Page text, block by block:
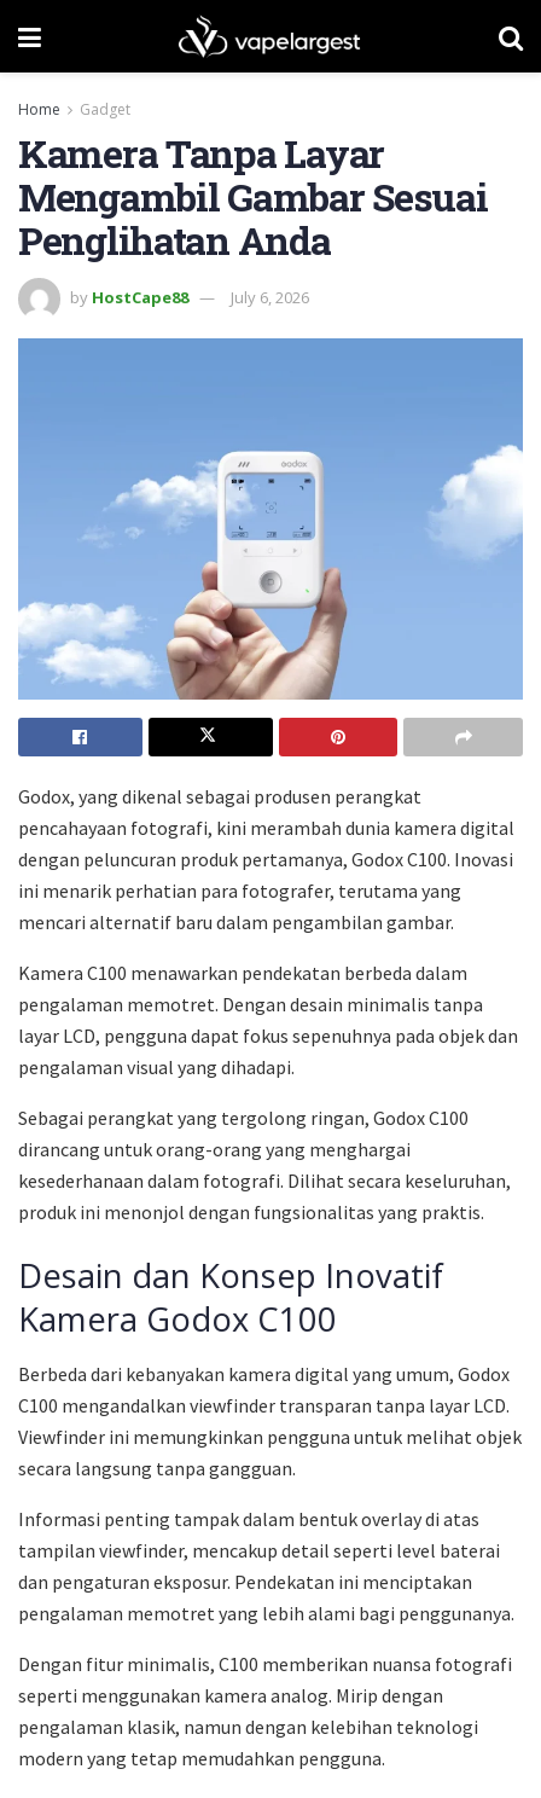
Home Gadget
Kamera Tanpa Layar
Mengambil Gambar Sesuai
Penglihatan Anda
by HostCape88 July 6, 2026
Godox, yang dikenal sebagai produsen perangkat
pencahayaan fotografi, kini merambah dunia kamera digital
dengan peluncuran produk pertamanya, Godox C100. Inovasi
ini menarik perhatian para fotografer, terutama yang
mencari alternatif baru dalam pengambilan gambar.
Kamera C100 menawarkan pendekatan berbeda dalam
pengalaman memotret. Dengan desain minimalis tanpa
layar LCD, pengguna dapat fokus sepenuhnya pada objek dan
pengalaman visual yang dihadapi.
Sebagai perangkat yang tergolong ringan, Godox C100
dirancang untuk orang-orang yang menghargai
kesederhanaan dalam fotografi. Dilihat secara keseluruhan,
produk ini menonjol dengan fungsionalitas yang praktis.
Desain dan Konsep Inovatif
Kamera Godox C100
Berbeda dari kebanyakan kamera digital yang umum, Godox
C100 mengandalkan viewfinder transparan tanpa layar LCD.
Viewfinder ini memungkinkan pengguna untuk melihat objek
secara langsung tanpa gangguan.
Informasi penting tampak dalam bentuk overlay di atas
tampilan viewfinder, mencakup detail seperti level baterai
dan pengaturan eksposur. Pendekatan ini menciptakan
pengalaman memotret yang lebih alami bagi penggunanya.
Dengan fitur minimalis, C100 memberikan nuansa fotografi
seperti menggunakan kamera analog. Mirip dengan
pengalaman klasik, namun dengan kelebihan teknologi
modern yang tetap memudahkan pengguna.